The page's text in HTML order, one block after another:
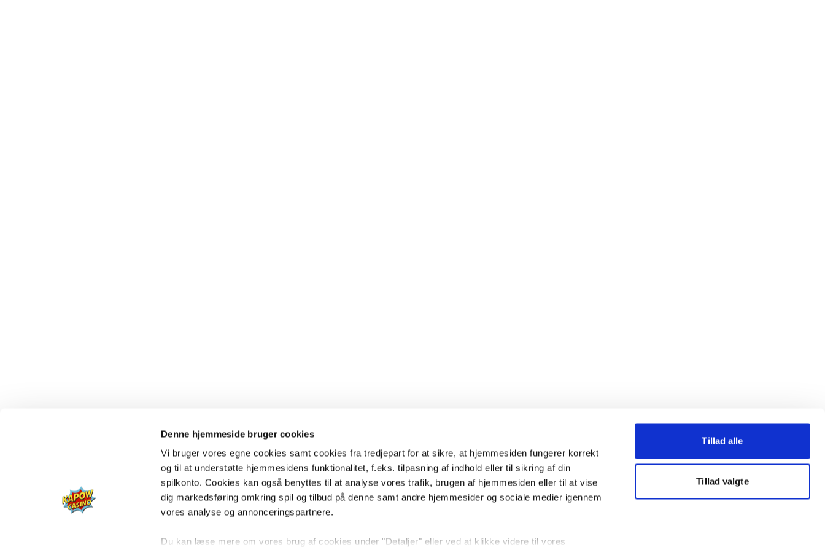
Denne hjemmeside bruger cookies
Vi bruger vores egne cookies samt cookies fra tredjepart for at sikre, at hjemmesiden fungerer korrekt
og til at understøtte hjemmesidens funktionalitet, f.eks. tilpasning af indhold eller til sikring af din
spilkonto. Cookies kan også benyttes til at analyse vores trafik, brugen af hjemmesiden eller til at vise
dig markedsføring omkring spil og tilbud på denne samt andre hjemmesider og sociale medier igennem
vores analyse og annonceringspartnere.
Du kan læse mere om vores brug af cookies under "Detaljer" eller ved at klikke videre til vores
Tillad alle
Tillad valgte